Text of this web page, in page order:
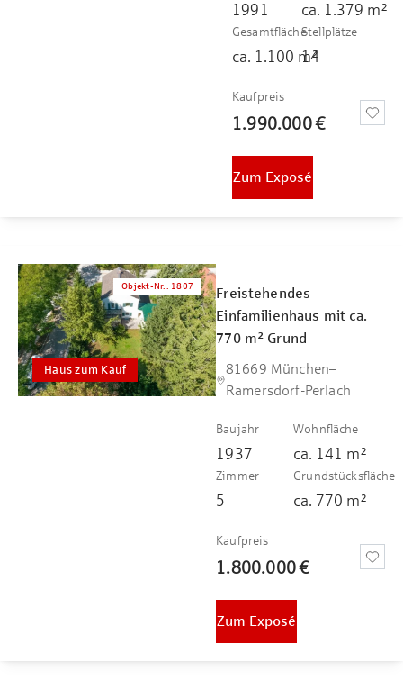
1991 ca. 1.379 m²
Gesamtfläche
ca. 1.100 m²
Stellplätze
14
Kaufpreis
1.990.000 €
Zum Exposé
Haus zum Kauf
Objekt-Nr. : 1807
Freistehendes
Einfamilienhaus mit ca.
770 m² Grund
81669 München–
Ramersdorf-Perlach
Baujahr
1937
Wohnfläche
ca. 141 m²
Zimmer
5
Grundstücksfläche
ca. 770 m²
Kaufpreis
1.800.000 €
Zum Exposé